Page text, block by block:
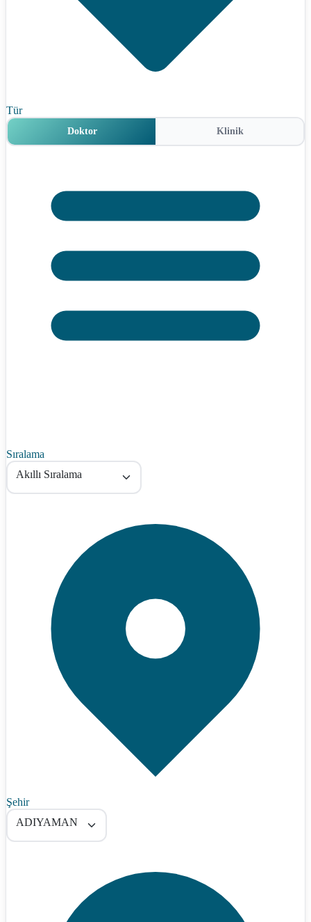
Tür
Doktor Klinik
Sıralama
Akıllı Sıralama
Şehir
ADIYAMAN